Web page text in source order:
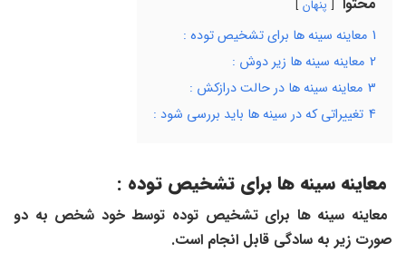
پنهان
1 معاینه سینه ها برای تشخیص توده :
2 معاینه سینه ها زیر دوش :
3 معاینه سینه ها در حالت درازکش :
4 تغییراتی که در سینه ها باید بررسی شود :
معاینه سینه ها برای تشخیص توده :
معاینه سینه ها برای تشخیص توده توسط خود شخص به دو
صورت زیر به سادگی قابل انجام است.